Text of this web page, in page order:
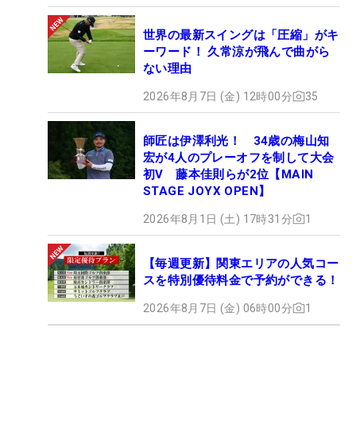
世界の最新スイングは「圧縮」がキ
ーワード！ 久常涼が飛んで曲がら
ない理由
2026年8月7日 (金) 12時00分 35
師匠は伊澤利光！ 34歳の梅山知
宏が4人のプレーオフを制して大会
初V 藤本佳則らが2位【MAIN
STAGE JOYX OPEN】
2026年8月1日 (土) 17時31分 1
【毎週更新】関東エリアの人気コー
スを特別優待料金で予約ができる！
2026年8月7日 (金) 06時00分 1